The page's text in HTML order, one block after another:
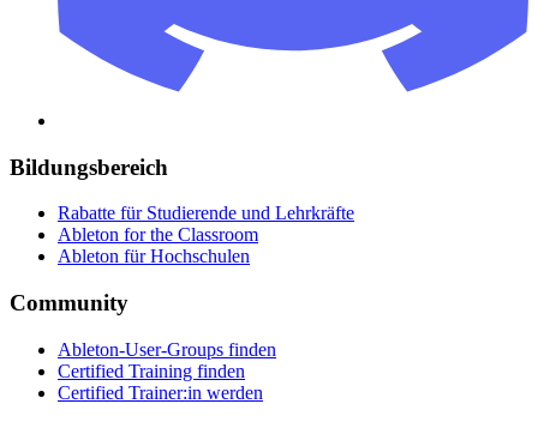
Bildungsbereich
Rabatte für Studierende und Lehrkräfte
Ableton for the Classroom
Ableton für Hochschulen
Community
Ableton-User-Groups finden
Certified Training finden
Certified Trainer:in werden